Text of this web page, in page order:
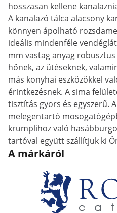
hosszasan kellene
A kanalazó tálca alacsony
könnyen ápolható
ideális mindenféle
mm vastag anyag
hőnek, az ütéseknek,
más konyhai eszközökkel
érintkezésnek. A sima
tisztítás gyors és egyszerű.
melegentartó
krumplihoz való
tartóval együtt szállítjuk ki
A márkáról